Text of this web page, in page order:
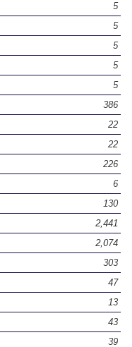
5
5
5
5
5
386
22
22
226
6
130
2,441
2,074
303
47
13
43
39